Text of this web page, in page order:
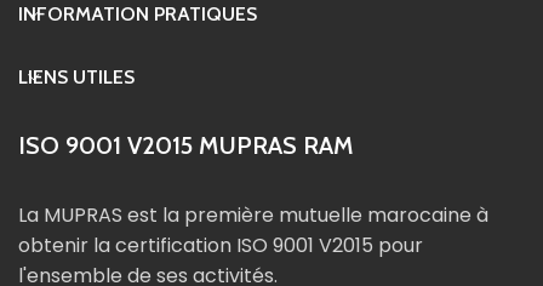
INFORMATION PRATIQUES
LIENS UTILES
ISO 9001 V2015 MUPRAS RAM
La MUPRAS est la première mutuelle marocaine à
obtenir la certification ISO 9001 V2015 pour
l'ensemble de ses activités.